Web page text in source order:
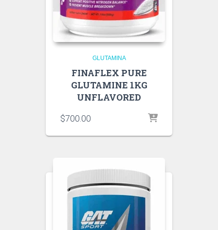
GLUTAMINA
FINAFLEX PURE
GLUTAMINE 1KG
UNFLAVORED
$700.00